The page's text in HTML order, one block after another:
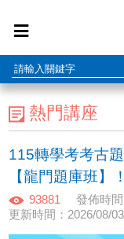
熱門講座
115轉學考考古
【龍門題庫班】！
93881
發佈時
更新時間：2026/08/03